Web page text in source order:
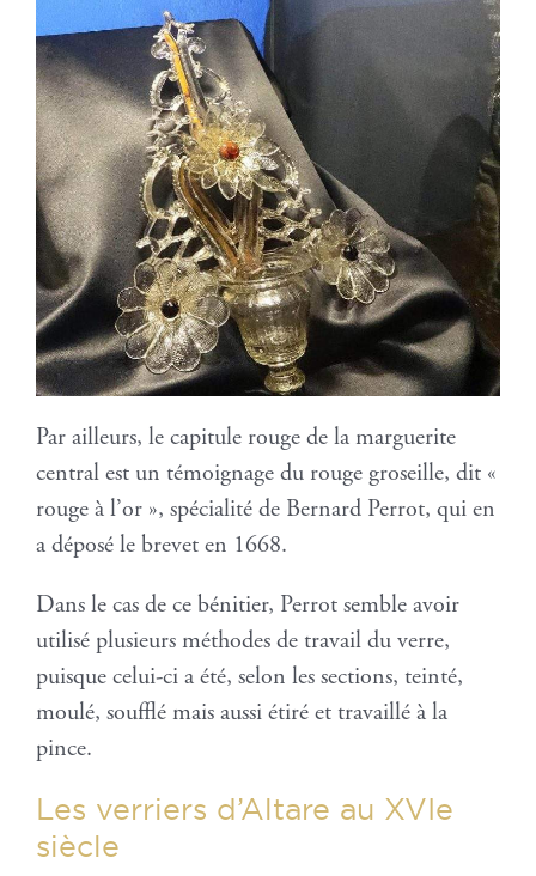
Par ailleurs, le capitule rouge de la marguerite
central est un témoignage du rouge groseille, dit «
rouge à l’or », spécialité de Bernard Perrot, qui en
a déposé le brevet en 1668.
Dans le cas de ce bénitier, Perrot semble avoir
utilisé plusieurs méthodes de travail du verre,
puisque celui-ci a été, selon les sections, teinté,
moulé, soufflé mais aussi étiré et travaillé à la
pince.
Les verriers d’Altare au XVIe
siècle